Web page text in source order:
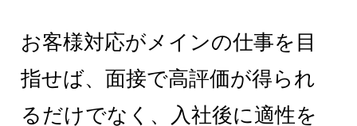
お客様対応がメインの仕事を目
指せば、面接で高評価が得られ
るだけでなく、入社後に適性を